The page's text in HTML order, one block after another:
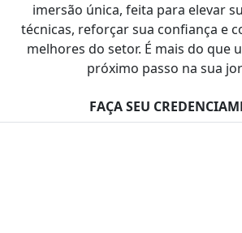
imersão única, feita para elevar
técnicas, reforçar sua confiança e
melhores do setor. É mais do que
próximo passo na sua
FAÇA SEU